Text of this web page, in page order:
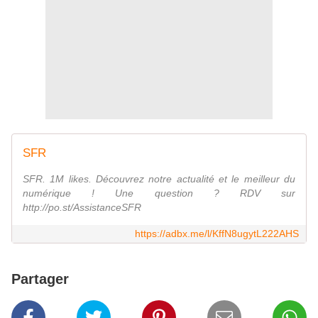
SFR
SFR. 1M likes. Découvrez notre actualité et le meilleur du
numérique ! Une question ? RDV sur
http://po.st/AssistanceSFR
https://adbx.me/l/KffN8ugytL222AHS
Partager